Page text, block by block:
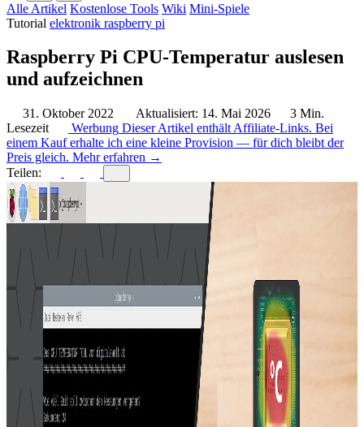
Alle Artikel Kostenlose Tools Wiki Mini-Spiele
Tutorial elektronik raspberry pi
Raspberry Pi CPU-Temperatur auslesen
und aufzeichnen
31. Oktober 2022 Aktualisiert: 14. Mai 2026
3 Min.
Lesezeit
Werbung Dieser Artikel enthält Affiliate-Links. Bei
einem Kauf erhalte ich eine kleine Provision — für dich bleibt der
Preis gleich. Mehr erfahren →
Teilen: